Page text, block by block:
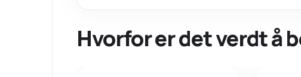
Hvorfor er det verdt å